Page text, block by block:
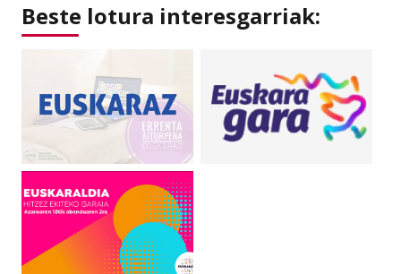
Beste lotura interesgarriak: